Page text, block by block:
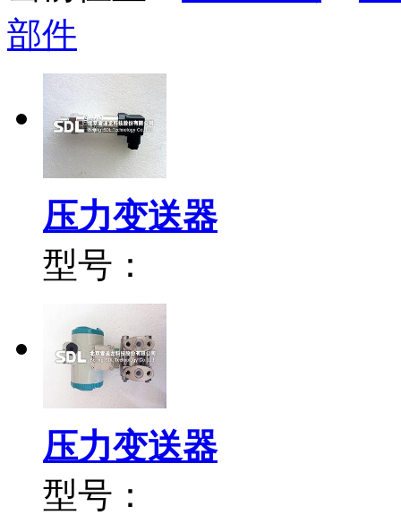
部件
压力变送器
型号：
压力变送器
型号：